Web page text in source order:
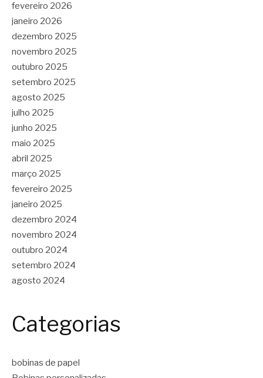
fevereiro 2026
janeiro 2026
dezembro 2025
novembro 2025
outubro 2025
setembro 2025
agosto 2025
julho 2025
junho 2025
maio 2025
abril 2025
março 2025
fevereiro 2025
janeiro 2025
dezembro 2024
novembro 2024
outubro 2024
setembro 2024
agosto 2024
Categorias
bobinas de papel